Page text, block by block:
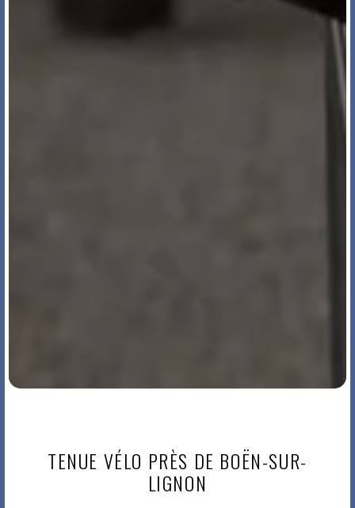
TENUE VÉLO PRÈS DE BOËN-SUR-
LIGNON